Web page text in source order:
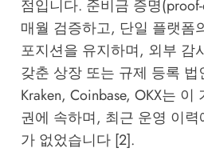
점입니다. 준비금 증명
매월 검증하고, 단일 플랫폼
포지션을 유지하며, 외부 감
갖춘 상장 또는 규제 등록
Kraken, Coinbase, OKX는
권에 속하며, 최근 운영 이
가 없었습니다 [2].